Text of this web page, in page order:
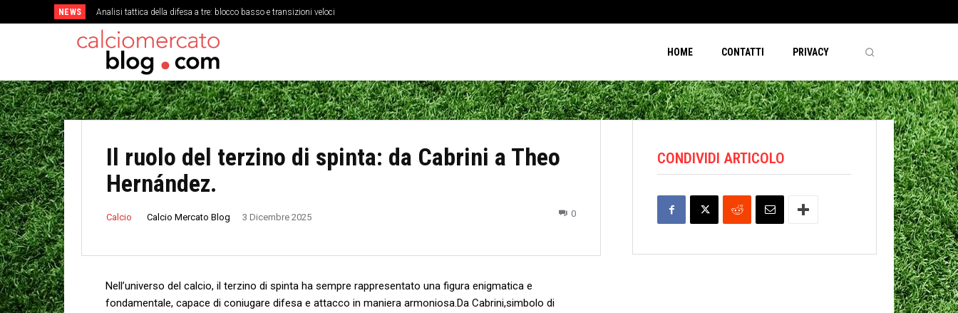
NEWS Analisi tattica della difesa a tre: blocco basso e transizioni veloci
Come la stanchezza mentale influisce sulla precisione dei passaggi a fine partita
HOME CONTATTI PRIVACY
Il ruolo del terzino di spinta: da Cabrini a Theo
Hernández.
Calcio Calcio Mercato Blog 3 Dicembre 2025 0
Nell’universo⁤ del calcio, il terzino di spinta‌ ha sempre‍ rappresentato una figura​ enigmatica ⁣e
fondamentale, capace ‍di coniugare difesa e attacco in ‍maniera armoniosa.Da Cabrini,simbolo di
CONDIVIDI ARTICOLO